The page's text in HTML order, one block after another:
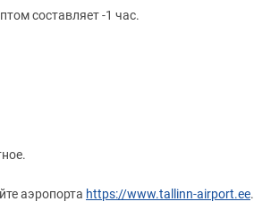
составляет -1 час.
аэропорта https://www.tallinn-airport.ee.